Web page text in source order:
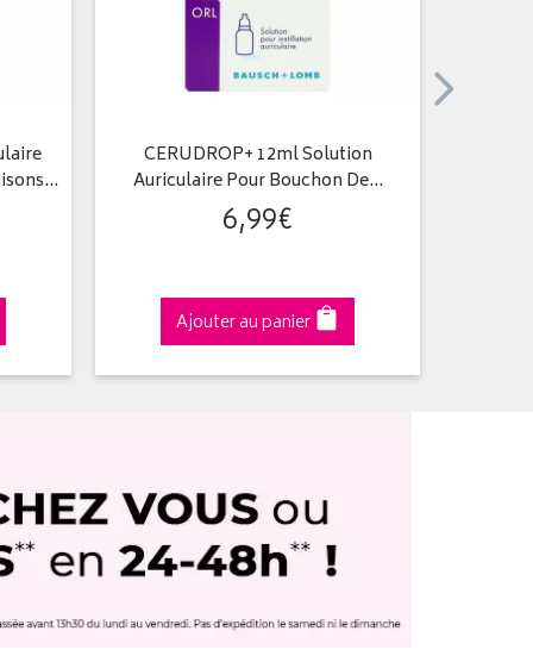
CERUDROP+ 12ml Solution
Auriculaire Pour Bouchon De…
6,99€
Ajouter au panier